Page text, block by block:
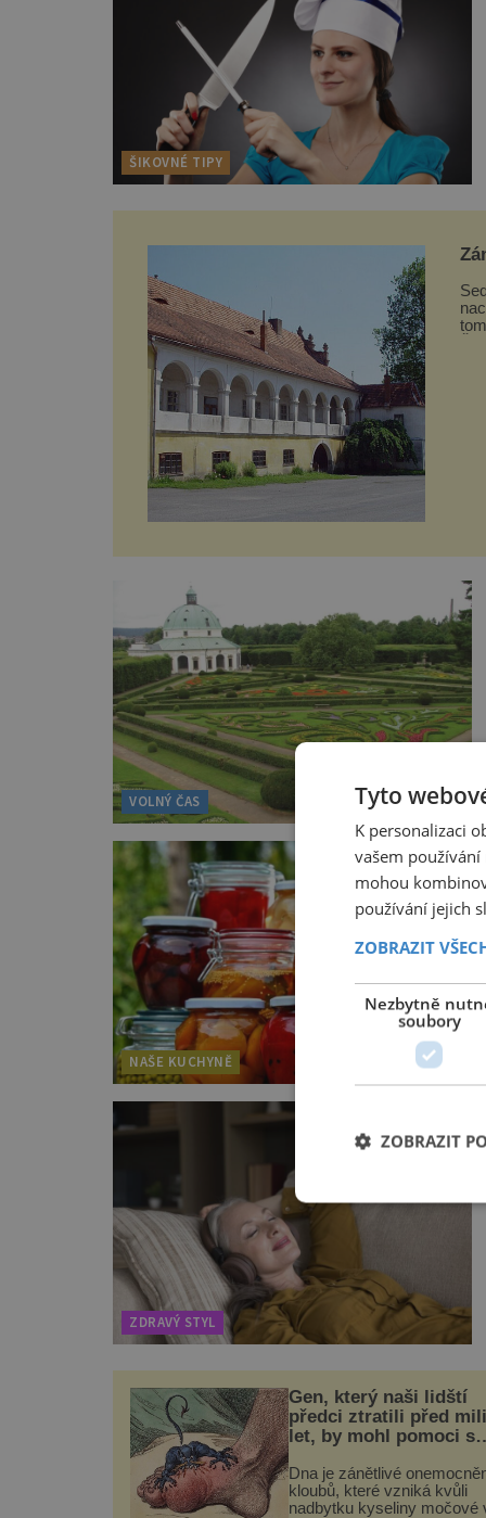
ŠIKOVNÉ TIPY
VOLNÝ ČAS
NAŠE KUCHYNĚ
ZDRAVÝ STYL
Gen, který naši lidští
předci ztratili před
let, by mohl pomoci s
Dna je zánětlivé
kloubů, které vzniká kvůli
nadbytku kyseliny močové
Tyto
K personalizaci
vašem
mohou
používání jejich
ZOBRAZIT
Nezbytně
soubory
ZOBRAZIT